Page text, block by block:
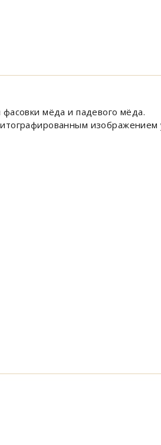
мёда и падевого мёда.
изображением